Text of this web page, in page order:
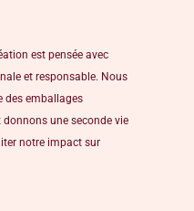
est pensée avec
et responsable. Nous
des emballages
une seconde vie
notre impact sur